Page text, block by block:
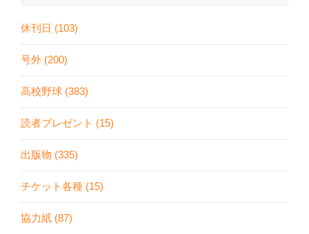
休刊日 (103)
号外 (200)
高校野球 (383)
読者プレゼント (15)
出版物 (335)
チケット各種 (15)
協力紙 (87)